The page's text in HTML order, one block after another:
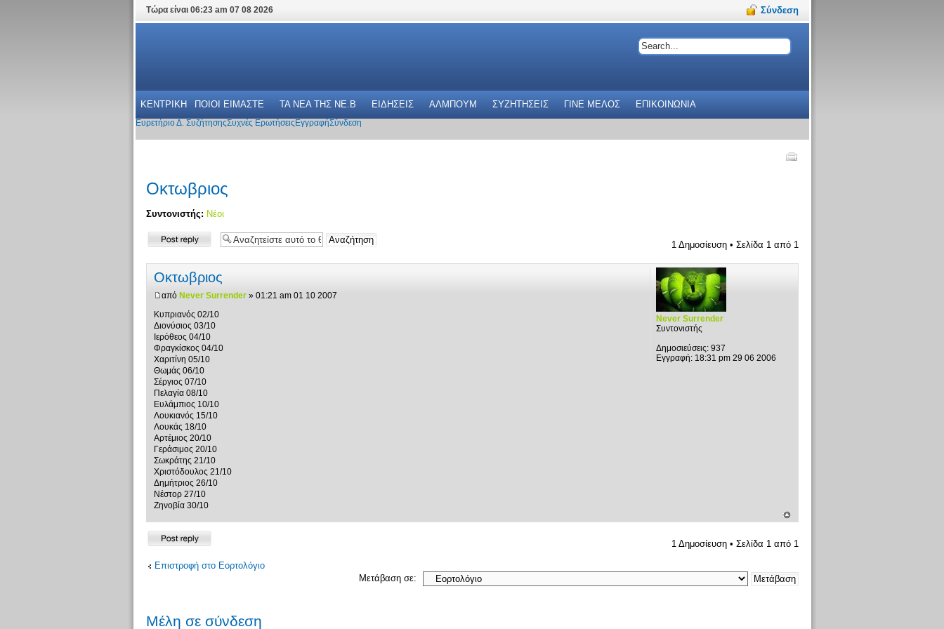
Τώρα είναι 06:23 am 07 08 2026 Σύνδεση
ΚΕΝΤΡΙΚΗ ΠΟΙΟΙ ΕΙΜΑΣΤΕ ΤΑ ΝΕΑ THΣ NE.B ΕΙΔΗΣΕΙΣ ΑΛΜΠΟΥΜ ΣΥΖΗΤΗΣΕΙΣ ΓΙΝΕ ΜΕΛΟΣ ΕΠΙΚΟΙΝΩΝΙΑ
Ευρετήριο Δ. ΣυζήτησηςΣυχνές Ερωτήσεις ΕγγραφήΣύνδεση
Οκτωβριος
Συντονιστής: Νέοι
Δημιουργία
απάντησης
1 Δημοσίευση • Σελίδα 1από 1
Οκτωβριος
από Never Surrender» 01:21 am 01 10 2007
Κυπριανός 02/10
Διονύσιος 03/10
Ιερόθεος 04/10
Φραγκίσκος 04/10
Χαριτίνη 05/10
Θωμάς 06/10
Σέργιος 07/10
Πελαγία 08/10
Ευλάμπιος 10/10
Λουκιανός 15/10
Λουκάς 18/10
Αρτέμιος 20/10
Γεράσιμος 20/10
Σωκράτης 21/10
Χριστόδουλος 21/10
Δημήτριος 26/10
Νέστορ 27/10
Ζηνοβία 30/10
Never Surrender
Συντονιστής
Δημοσιεύσεις:937
Εγγραφή:18:31 pm 29 06 2006
Δημιουργία
απάντησης
1 Δημοσίευση • Σελίδα 1από 1
Επιστροφή στο Εορτολόγιο
Μετάβαση σε:
Μέλη σε σύνδεση